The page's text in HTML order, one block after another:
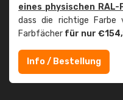
eines physischen
dass die richtige Farbe
Farbfächer für nur
Info / Bestellung